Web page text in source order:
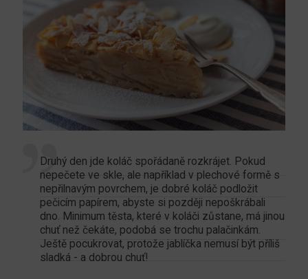
Druhý den jde koláč spořádaně rozkrájet. Pokud
nepečete ve skle, ale například v plechové formě s
nepřilnavým povrchem, je dobré koláč podložit
pečicím papírem, abyste si později nepoškrábali
dno. Minimum těsta, které v koláči zůstane, má jinou
chuť než čekáte, podobá se trochu palačinkám.
Ještě pocukrovat, protože jablíčka nemusí být příliš
sladká - a dobrou chuť!